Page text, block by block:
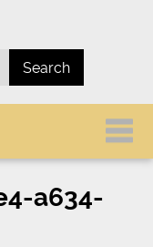
a634-